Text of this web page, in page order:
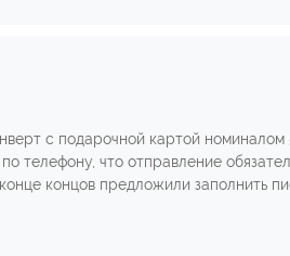
с подарочной картой
телефону, что отправление
концов предложили заполнить